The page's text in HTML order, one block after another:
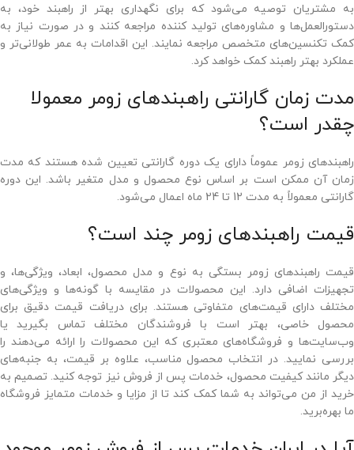
به مشتریان توصیه می‌شود که برای نگهداری بهتر از راهبند خود، به
دستورالعمل‌ها و مشاوره‌های تولید کننده مراجعه کنند و در صورت نیاز به
کمک تکنسین‌های متخصص مراجعه نمایند. این اقدامات به عمر طولانی‌تر و
عملکرد بهتر راهبند کمک خواهد کرد.
مدت زمان گارانتی راهبندهای زومر معمولا
چقدر است؟
راهبندهای زومر عموماً دارای یک دوره گارانتی تعیین شده هستند که مدت
زمان آن ممکن است بر اساس نوع محصول و مدل متغیر باشد. این دوره
گارانتی معمولاً به مدت 12 تا 24 ماه اعمال می‌شود.
قیمت راهبندهای زومر چند است؟
قیمت راهبندهای زومر بستگی به نوع و مدل محصول، ابعاد، ویژگی‌ها، و
تجهیزات اضافی دارد. این محصولات در مقایسه با گونه‌ها و ویژگی‌های
مختلف دارای قیمت‌های متفاوتی هستند. برای دریافت قیمت دقیق برای
محصول خاصی، بهتر است با فروشندگان مختلف تماس بگیرید یا
وب‌سایت‌ها و فروشگاه‌های معتبری که این محصولات را ارائه می‌دهند را
بررسی نمایید. در انتخاب محصول مناسب، علاوه بر قیمت، به جنبه‌های
دیگر مانند کیفیت محصول، خدمات پس از فروش نیز توجه کنید. تصمیم به
خرید از من می‌تواند به شما کمک کند تا از مزایا و خدمات متمایز فروشگاه
ما بهره‌برید.